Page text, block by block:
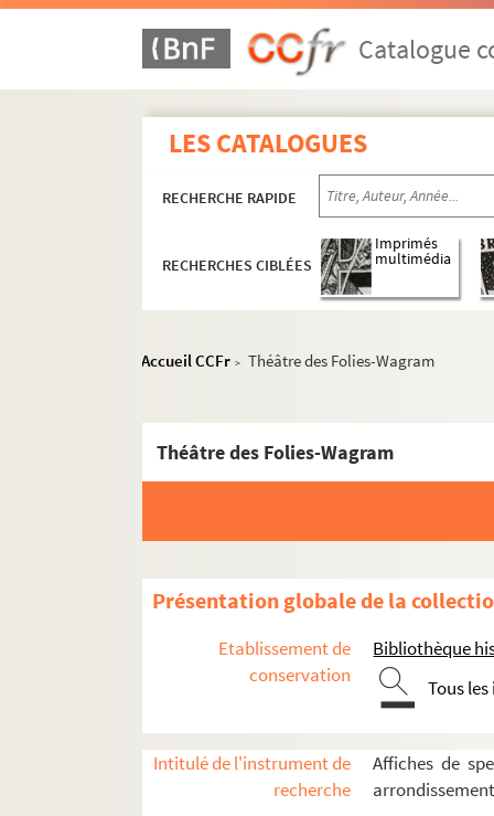
Catalogue
LES CATALOGUES
RECHERCHE RAPIDE
RECHERCHES CIBLÉES
Imprimés
multimédia
Accueil CCFr > Théâtre des Folies-Wagram
Théâtre des Folies-Wagram
Présentation globale de la
Etablissement de
conservation
Bibliothèque
Tous
Intitulé de l'instrument de
recherche
Affiches de